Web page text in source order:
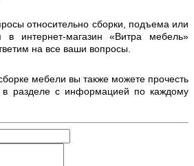
относительно сборки, подъема или
в интернет-магазин «Витра мебель»
на все ваши вопросы.
мебели вы также можете прочесть
в разделе с информацией по каждому